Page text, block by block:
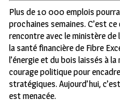
Plus de 10 000 emplois
prochaines semaines. C’est ce
rencontre avec le ministère de
la santé financière de Fibre
l’énergie et du bois laissés à
courage politique pour
stratégiques. Aujourd’hui,
est menacée.